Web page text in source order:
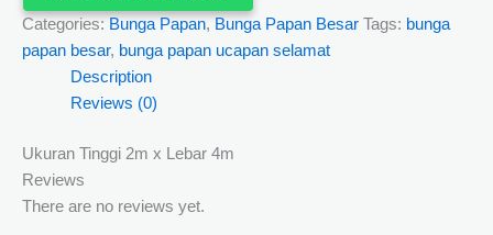
Categories: Bunga Papan, Bunga Papan Besar Tags: bunga
papan besar, bunga papan ucapan selamat
Description
Reviews (0)
Ukuran Tinggi 2m x Lebar 4m
Reviews
There are no reviews yet.